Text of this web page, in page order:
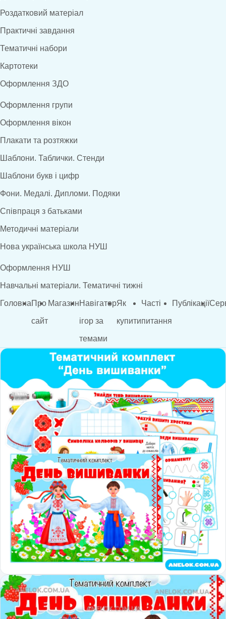
Роздатковий матеріал
Практичні завдання
Тематичні набори
Картотеки
Оформлення ЗДО
Оформлення групи
Оформлення вікон
Плакати та розтяжки
Шаблони. Таблички. Стенди
Шаблони букв і цифр
Фони. Медалі. Дипломи. Подяки
Співпраця з батьками
Методичні матеріали
Нова українська школа НУШ
Оформлення НУШ
Навчальні матеріали. Тематичні тижні
ГоловнаПро
сайт
МагазинНавігатор
ігор за
темами
Як
купити
Часті
питання
Публікації